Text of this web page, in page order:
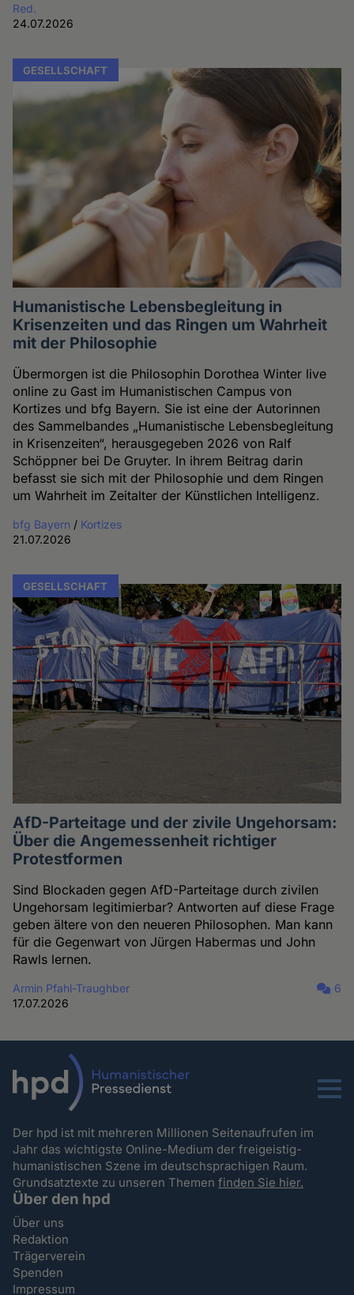
Red.
24.07.2026
GESELLSCHAFT
Humanistische Lebensbegleitung in
Krisenzeiten und das Ringen um Wahrheit
mit der Philosophie
Übermorgen ist die Philosophin Dorothea Winter live
online zu Gast im Humanistischen Campus von
Kortizes und bfg Bayern. Sie ist eine der Autorinnen
des Sammelbandes „Humanistische Lebensbegleitung
in Krisenzeiten“, herausgegeben 2026 von Ralf
Schöppner bei De Gruyter. In ihrem Beitrag darin
befasst sie sich mit der Philosophie und dem Ringen
um Wahrheit im Zeitalter der Künstlichen Intelligenz.
bfg Bayern / Kortizes
21.07.2026
GESELLSCHAFT
AfD-Parteitage und der zivile Ungehorsam:
Über die Angemessenheit richtiger
Protestformen
Sind Blockaden gegen AfD-Parteitage durch zivilen
Ungehorsam legitimierbar? Antworten auf diese Frage
geben ältere von den neueren Philosophen. Man kann
für die Gegenwart von Jürgen Habermas und John
Rawls lernen.
Armin Pfahl-Traughber
17.07.2026
6
Menu
Der hpd ist mit mehreren Millionen Seitenaufrufen im
Jahr das wichtigste Online-Medium der freigeistig-
humanistischen Szene im deutschsprachigen Raum.
Grundsatztexte zu unseren Themenfinden Sie hier.
Über den hpd
Über uns
Redaktion
Trägerverein
Spenden
Impressum